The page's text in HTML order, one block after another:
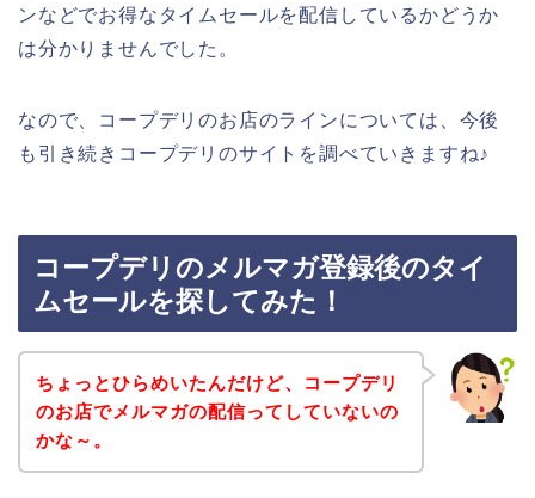
ンなどでお得なタイムセールを配信しているかどうか
は分かりませんでした。
なので、コープデリのお店のラインについては、今後
も引き続きコープデリのサイトを調べていきますね♪
コープデリのメルマガ登録後のタイ
ムセールを探してみた！
ちょっとひらめいたんだけど、コープデリ
のお店でメルマガの配信ってしていないの
かな～。